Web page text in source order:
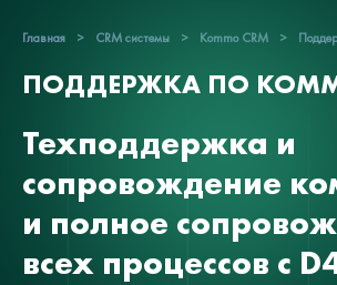
Главная > CRM системы > Kommo CRM >
ПОДДЕРЖКА ПО
Техподдержка и
сопровождение
и полное
всех процессов с